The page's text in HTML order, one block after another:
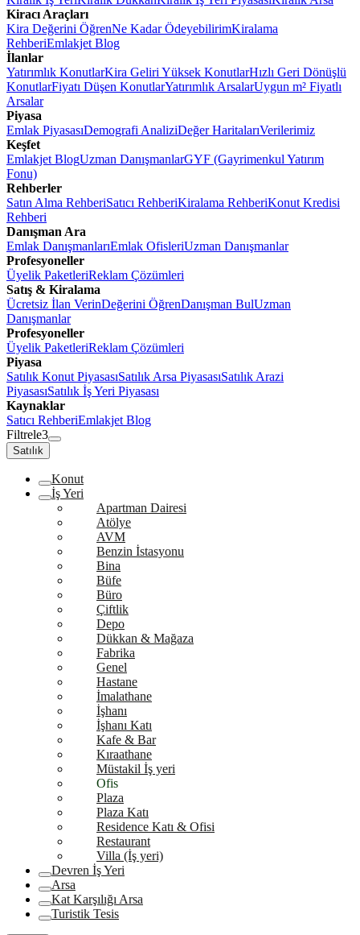
Kiracı Araçları
Kira Değerini ÖğrenNe Kadar ÖdeyebilirimKiralama
RehberiEmlakjet Blog
İlanlar
Yatırımlık KonutlarKira Geliri Yüksek KonutlarHızlı Geri Dönüşlü
KonutlarFiyatı Düşen KonutlarYatırımlık ArsalarUygun m² Fiyatlı
Arsalar
Piyasa
Emlak PiyasasıDemografi AnaliziDeğer HaritalarıVerilerimiz
Keşfet
Emlakjet BlogUzman DanışmanlarGYF (Gayrimenkul Yatırım
Fonu)
Rehberler
Satın Alma RehberiSatıcı RehberiKiralama RehberiKonut Kredisi
Rehberi
Danışman Ara
Emlak DanışmanlarıEmlak OfisleriUzman Danışmanlar
Profesyoneller
Üyelik PaketleriReklam Çözümleri
Satış & Kiralama
Ücretsiz İlan VerinDeğerini ÖğrenDanışman BulUzman
Danışmanlar
Profesyoneller
Üyelik PaketleriReklam Çözümleri
Piyasa
Satılık Konut PiyasasıSatılık Arsa PiyasasıSatılık Arazi
PiyasasıSatılık İş Yeri Piyasası
Kaynaklar
Satıcı RehberiEmlakjet Blog
Filtrele3
Satılık
Konut
İş Yeri
Apartman Dairesi
Atölye
AVM
Benzin İstasyonu
Bina
Büfe
Büro
Çiftlik
Depo
Dükkan & Mağaza
Fabrika
Genel
Hastane
İmalathane
İşhanı
İşhanı Katı
Kafe & Bar
Kıraathane
Müstakil İş yeri
Ofis
Plaza
Plaza Katı
Residence Katı & Ofisi
Restaurant
Villa (İş yeri)
Devren İş Yeri
Arsa
Kat Karşılığı Arsa
Turistik Tesis